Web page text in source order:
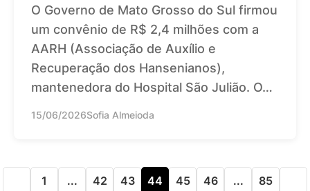
O Governo de Mato Grosso do Sul firmou
um convênio de R$ 2,4 milhões com a
AARH (Associação de Auxílio e
Recuperação dos Hansenianos),
mantenedora do Hospital São Julião. O…
15/06/2026Sofia Almeioda
1 ... 42 43 44 45 46 ... 85